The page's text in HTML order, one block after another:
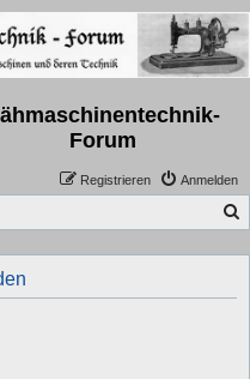
Forum
Anmelden
Registrieren